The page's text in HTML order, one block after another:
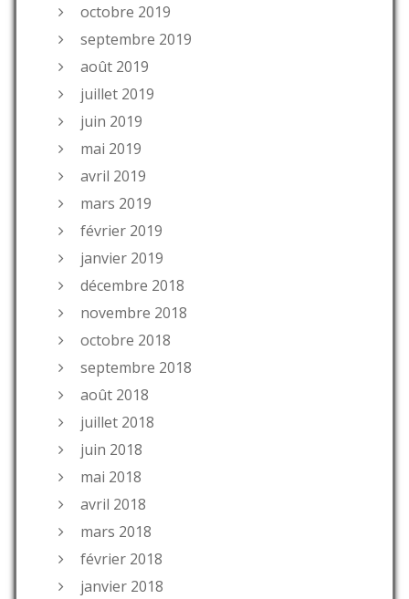
octobre 2019
septembre 2019
août 2019
juillet 2019
juin 2019
mai 2019
avril 2019
mars 2019
février 2019
janvier 2019
décembre 2018
novembre 2018
octobre 2018
septembre 2018
août 2018
juillet 2018
juin 2018
mai 2018
avril 2018
mars 2018
février 2018
janvier 2018